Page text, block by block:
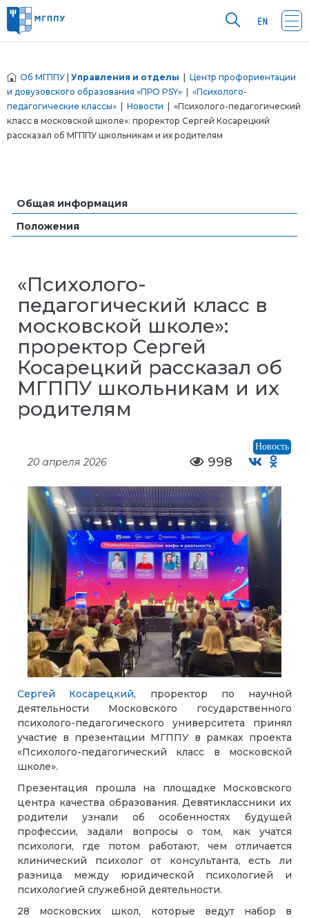
Об МГППУ Управления и отделы
Центр профориентации
и довузовского образования «ПРО PSY»
«Психолого-
педагогические классы»
Новости | «Психолого-педагогический
класс в московской школе»: проректор Сергей Косарецкий
рассказал об МГППУ школьникам и их родителям
Общая информация
Положения
«Психолого-
педагогический класс в
московской школе»:
проректор Сергей
Косарецкий рассказал об
МГППУ школьникам и их
родителям
Новость
20 апреля 2026 998
Сергей Косарецкий, проректор по научной
деятельности Московского государственного
психолого-педагогического университета принял
участие в презентации МГППУ в рамках проекта
«Психолого-педагогический класс в московской
школе».
Презентация прошла на площадке Московского
центра качества образования. Девятиклассники их
родители узнали об особенностях будущей
профессии, задали вопросы о том, как учатся
психологи, где потом работают, чем отличается
клинический психолог от консультанта, есть ли
разница между юридической психологией и
психологией служебной деятельности.
28 московских школ, которые ведут набор в